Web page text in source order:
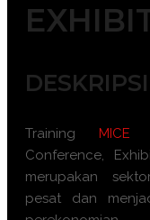
DESKRIPSI
Training MICE
Conference,
merupakan
pesat dan